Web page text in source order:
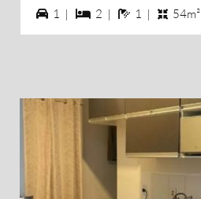
1 vagas na garagem
1 | 2 dormiórios
2 | 1 banheiros
1 | 54m²